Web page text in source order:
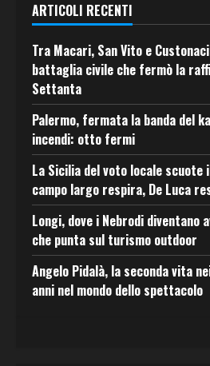
ARTICOLI RECENTI
Tra Macari, San Vito e
battaglia civile che fermò la
Settanta
Palermo, fermata la banda del
incendi: otto fermi
La Sicilia del voto locale
campo largo respira, De Luca
Longi, dove i Nebrodi diventano
che punta sul turismo outdoor
Angelo Pidalà, la seconda vita
anni nel mondo dello spettacolo